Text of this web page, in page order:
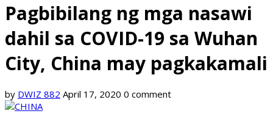
Pagbibilang ng mga nasawi
dahil sa COVID-19 sa Wuhan
City, China may pagkakamali
by DWIZ 882 April 17, 2020 0 comment